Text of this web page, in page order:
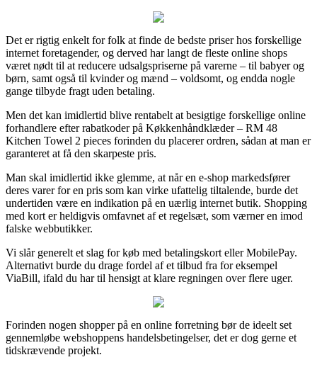
Det er rigtig enkelt for folk at finde de bedste priser hos forskellige
internet foretagender, og derved har langt de fleste online shops
været nødt til at reducere udsalgspriserne på varerne – til babyer og
børn, samt også til kvinder og mænd – voldsomt, og endda nogle
gange tilbyde fragt uden betaling.
Men det kan imidlertid blive rentabelt at besigtige forskellige online
forhandlere efter rabatkoder på Køkkenhåndklæder – RM 48
Kitchen Towel 2 pieces forinden du placerer ordren, sådan at man er
garanteret at få den skarpeste pris.
Man skal imidlertid ikke glemme, at når en e-shop markedsfører
deres varer for en pris som kan virke ufattelig tiltalende, burde det
undertiden være en indikation på en uærlig internet butik. Shopping
med kort er heldigvis omfavnet af et regelsæt, som værner en imod
falske webbutikker.
Vi slår generelt et slag for køb med betalingskort eller MobilePay.
Alternativt burde du drage fordel af et tilbud fra for eksempel
ViaBill, ifald du har til hensigt at klare regningen over flere uger.
Forinden nogen shopper på en online forretning bør de ideelt set
gennemløbe webshoppens handelsbetingelser, det er dog gerne et
tidskrævende projekt.